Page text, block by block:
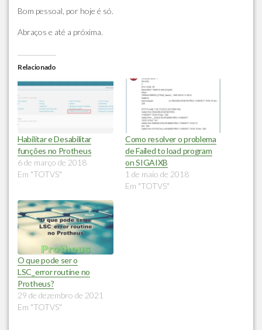
Bom pessoal, por hoje é só.
Abraços e até a próxima.
Relacionado
Habilitar e Desabilitar
funções no Protheus
6 de março de 2018
Em "TOTVS"
Como resolver o problema
de Failed to load program
on SIGAIXB
1 de maio de 2018
Em "TOTVS"
O que pode ser o
LSC_error routine no
Protheus?
29 de dezembro de 2021
Em "TOTVS"